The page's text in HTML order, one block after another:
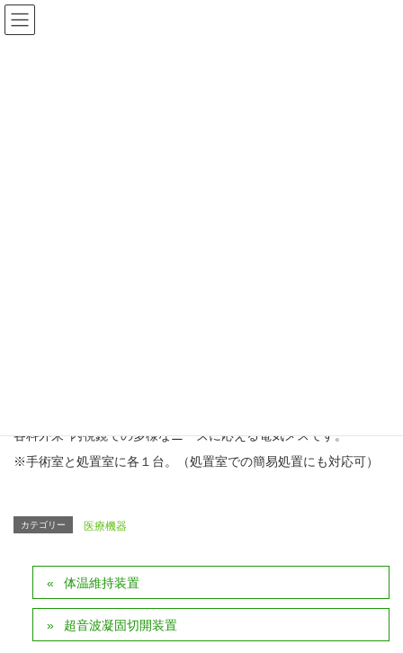
各科外来･内視鏡での多様なニーズに応える電気メスです。
※手術室と処置室に各１台。（処置室での簡易処置にも対応可）
カテゴリー 医療機器
体温維持装置
超音波凝固切開装置